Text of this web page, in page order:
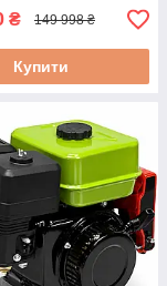
₴ 149 998 ₴
Купити